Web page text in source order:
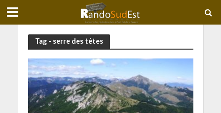
Tag - serre des têtes